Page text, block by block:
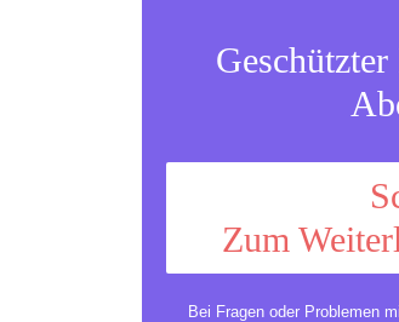
Zum
Bei Fragen oder Problemen